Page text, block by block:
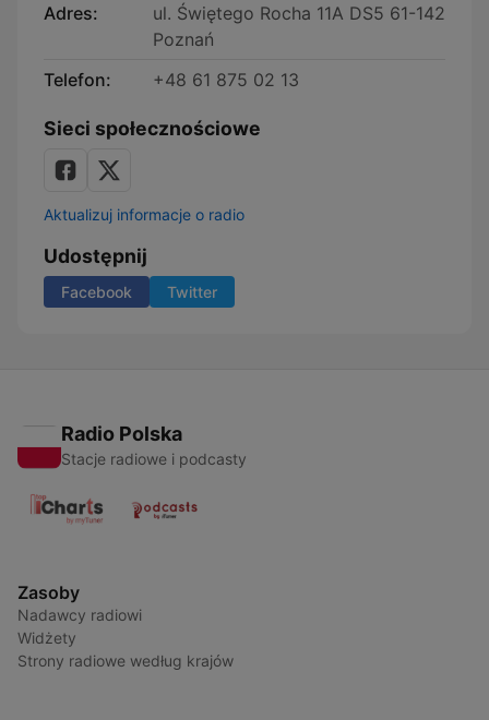
Adres:
ul. Świętego Rocha 11A DS5 61-142
Poznań
Telefon:
+48 61 875 02 13
Sieci społecznościowe
Aktualizuj informacje o radio
Udostępnij
Facebook Twitter
Radio Polska
Stacje radiowe i podcasty
Zasoby
Nadawcy radiowi
Widżety
Strony radiowe według krajów